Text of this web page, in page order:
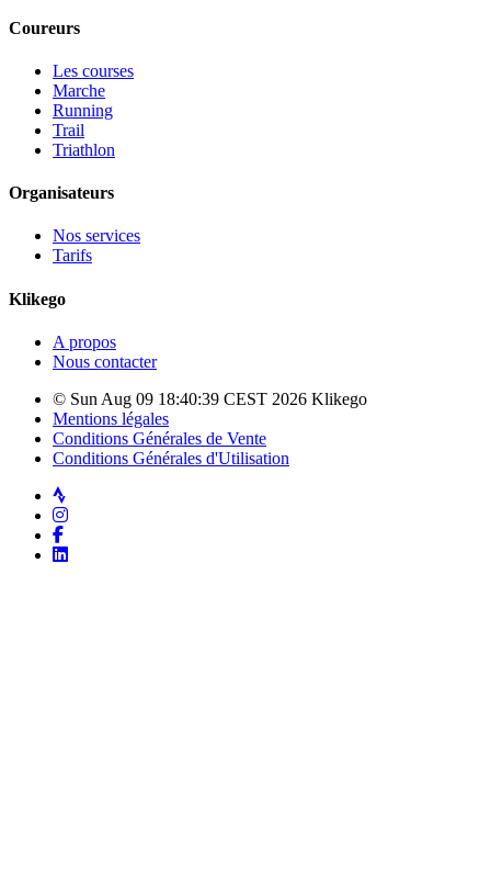
Coureurs
Les courses
Marche
Running
Trail
Triathlon
Organisateurs
Nos services
Tarifs
Klikego
A propos
Nous contacter
© Sun Aug 09 18:40:39 CEST 2026 Klikego
Mentions légales
Conditions Générales de Vente
Conditions Générales d'Utilisation
Strava
Instagram
Facebook
LinkedIn